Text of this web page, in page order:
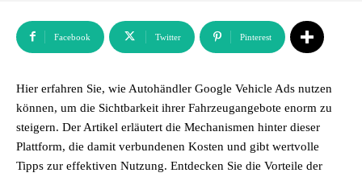
Facebook Twitter Pinterest
Hier erfahren Sie, wie Autohändler Google Vehicle Ads nutzen
können, um die Sichtbarkeit ihrer Fahrzeugangebote enorm zu
steigern. Der Artikel erläutert die Mechanismen hinter dieser
Plattform, die damit verbundenen Kosten und gibt wertvolle
Tipps zur effektiven Nutzung. Entdecken Sie die Vorteile der